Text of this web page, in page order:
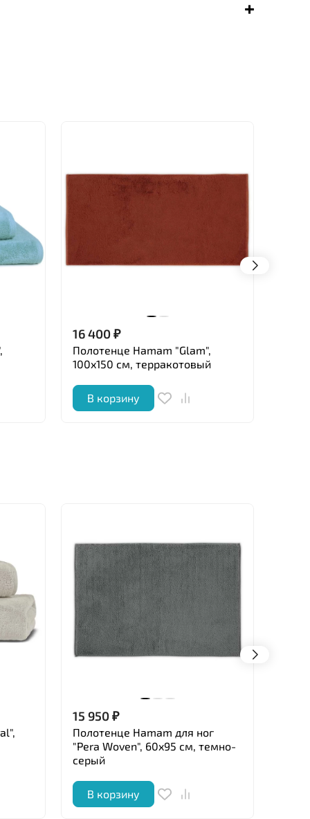
16 400₽
Полотенце Hamam "Glam",
100x150 см, терракотовый
В корзину
15 950₽
Полотенце Hamam для ног
"Pera Woven", 60x95 см, темно-
серый
В корзину